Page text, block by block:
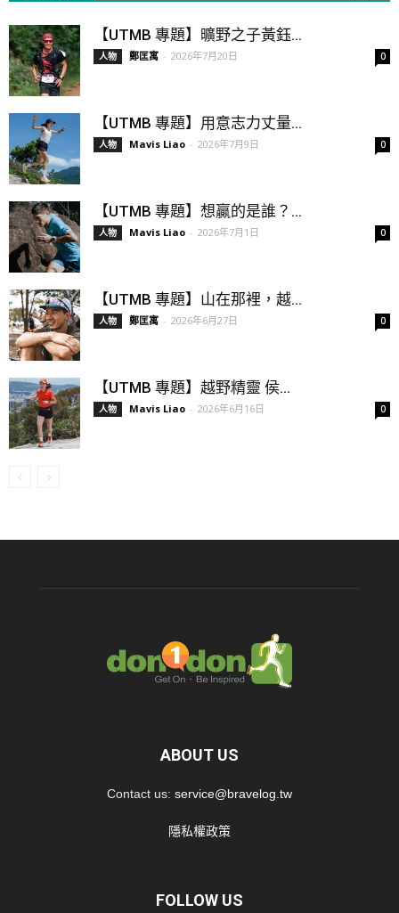
【UTMB 專題】曠野之子黃鈺...
人物 鄭匡寓 - 2026年7月20日 0
【UTMB 專題】用意志力丈量...
人物 Mavis Liao - 2026年7月9日 0
【UTMB 專題】想贏的是誰？...
人物 Mavis Liao - 2026年7月1日 0
【UTMB 專題】山在那裡，越...
人物 鄭匡寓 - 2026年6月27日 0
【UTMB 專題】越野精靈 侯...
人物 Mavis Liao - 2026年6月16日 0
ABOUT US
Contact us: service@bravelog.tw
隱私權政策
FOLLOW US